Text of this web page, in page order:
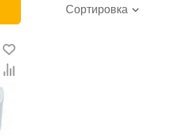
ведущими
список которых
Мы доставляем товар в
территории страны. Все
по Узбекистану стоимость,
это самый широкий диапазон
оптимальная цена
категории Ванны.
Сортировка